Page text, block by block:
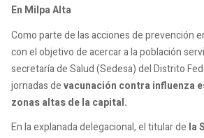
En Milpa Alta
Como parte de las acciones de prevención
con el objetivo de acercar a la población
secretaría de Salud (Sedesa) del Distrito
jornadas devacunación contra influenza
zonas altas de la capital.
En la explanada delegacional, el titular de la